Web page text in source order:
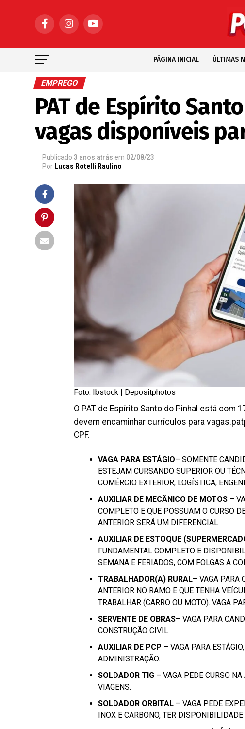
PÁGINA INICIAL ÚLTIMAS
EMPREGO
PAT de Espírito
vagas disponíveis
Publicado 3 anos atrás em 02/08/23
Por Lucas Rotelli Raulino
Foto: Ibstock | Depositphotos
O PAT de Espírito Santo do Pinhal está com
devem encaminhar currículos para
CPF.
VAGA PARA ESTÁGIO– SOMENTE
ESTEJAM CURSANDO SUPERIOR OU
COMÉRCIO EXTERIOR, LOGÍSTICA,
AUXILIAR DE MECÂNICO DE MOTOS –
COMPLETO E QUE POSSUAM O CURSO
ANTERIOR SERÁ UM DIFERENCIAL.
AUXILIAR DE ESTOQUE
FUNDAMENTAL COMPLETO E
SEMANA E FERIADOS, COM FOLGAS A
TRABALHADOR(A) RURAL– VAGA PARA
ANTERIOR NO RAMO E QUE TENHA
TRABALHAR (CARRO OU MOTO). VAGA
SERVENTE DE OBRAS– VAGA PARA
CONSTRUÇÃO CIVIL.
AUXILIAR DE PCP – VAGA PARA
ADMINISTRAÇÃO.
SOLDADOR TIG – VAGA PEDE CURSO
VIAGENS.
SOLDADOR ORBITAL – VAGA PEDE
INOX E CARBONO, TER DISPONIBILIDADE